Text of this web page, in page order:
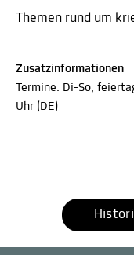
Themen rund um
Zusatzinformationen
Termine: Di-So,
Uhr (DE)